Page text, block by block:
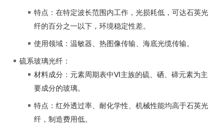
特点：在特定波长范围内工作，光损耗低，可达石英光
纤的百分之一以下，环境稳定性差。
使用领域：温敏器、热图像传输、海底光缆传输。
硫系玻璃光纤：
材料成分：元素周期表中Ⅵ主族的硫、硒、碲元素为主
要成分的玻璃。
特点：红外透过率、耐化学性、机械性能均高于石英光
纤，制造费用低。